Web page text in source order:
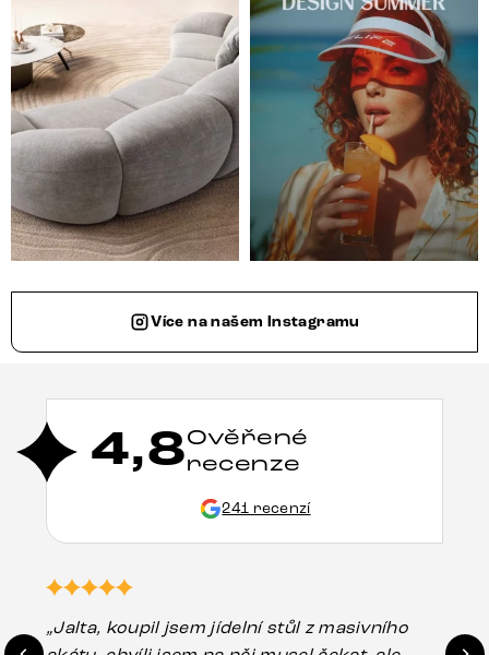
Více na našem Instagramu
4,8Ověřené
recenze
241 recenzí
„Jalta, koupil jsem jídelní stůl z masivního